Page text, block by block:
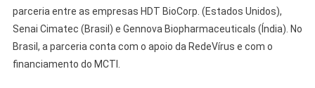
parceria entre as empresas HDT BioCorp. (Estados Unidos),
Senai Cimatec (Brasil) e Gennova Biopharmaceuticals (Índia). No
Brasil, a parceria conta com o apoio da RedeVírus e com o
financiamento do MCTI.